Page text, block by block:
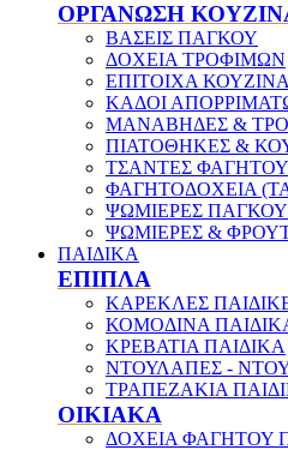
ΟΡΓΑΝΩΣΗ
ΒΑΣΕΙΣ ΠΑΓΚΟΥ
ΔΟΧΕΙΑ ΤΡΟΦΙΜΩΝ
ΕΠΙΤΟΙΧΑ
ΚΑΔΟΙ
ΜΑΝΑΒΗΔΕΣ &
ΠΙΑΤΟΘΗΚΕΣ &
ΤΣΑΝΤΕΣ ΦΑΓΗΤΟΥ
ΦΑΓΗΤΟΔΟΧΕΙΑ
ΨΩΜΙΕΡΕΣ ΠΑΓΚΟΥ
ΨΩΜΙΕΡΕΣ &
ΠΑΙΔΙΚΑ
ΕΠΙΠΛΑ
ΚΑΡΕΚΛΕΣ
ΚΟΜΟΔΙΝΑ
ΚΡΕΒΑΤΙΑ ΠΑΙΔΙΚΑ
ΝΤΟΥΛΑΠΕΣ -
ΤΡΑΠΕΖΑΚΙΑ
ΟΙΚΙΑΚΑ
ΔΟΧΕΙΑ ΦΑΓΗΤΟΥ